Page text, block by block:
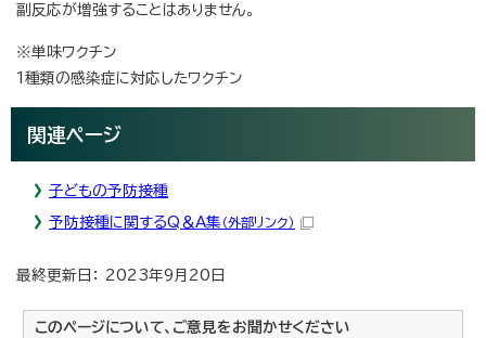
副反応が増強することはありません。
※単味ワクチン
1種類の感染症に対応したワクチン
関連ページ
子どもの予防接種
予防接種に関するQ＆A集 （外部リンク）
最終更新日： 2023年9月20日
このページについて、ご意見をお聞かせください